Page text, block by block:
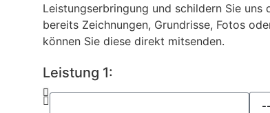
Leistungserbringung und schildern Sie uns
bereits Zeichnungen, Grundrisse, Fotos
können Sie diese direkt mitsenden.
Leistung 1: